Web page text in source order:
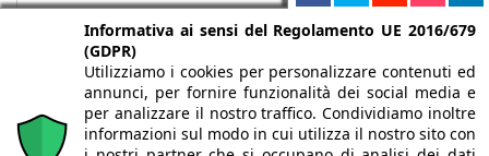
Informativa ai sensi del Regolamento UE 2016/679
(GDPR)
Utilizziamo i cookies per personalizzare contenuti ed
annunci, per fornire funzionalità dei social media e
per analizzare il nostro traffico. Condividiamo inoltre
informazioni sul modo in cui utilizza il nostro sito con